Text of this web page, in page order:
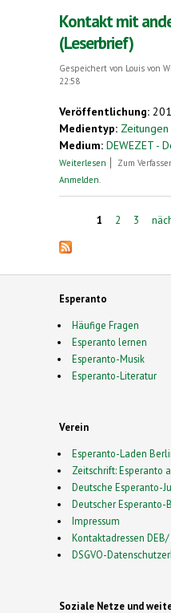
Kontakt mit
(Leserbrief)
Gespeichert von Louis von
22:58
Veröffentlichung:
Medientyp: Zeitungen
Medium: DEWEZET -
Weiterlesen über Kontakt
Zum
Anmelden
Seiten1 2 3
Esperanto
Häufige Fragen
Esperanto lernen
Esperanto-Musik
Esperanto-Literatur
Verein
Esperanto-Laden
Zeitschrift: Esperanto
Deutsche Esperanto-
Deutscher Esperanto-
Impressum
Kontaktadressen DEB/
DSGVO-
Soziale Netze und